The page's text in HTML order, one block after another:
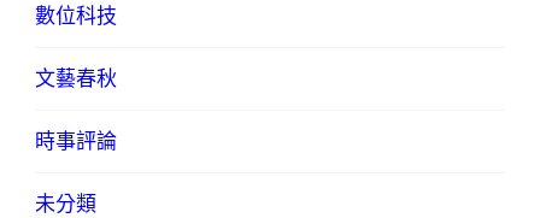
數位科技
文藝春秋
時事評論
未分類